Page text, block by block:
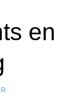
A
v en